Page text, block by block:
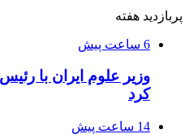
پربازدید هفته
6 ساعت پیش
وزیر علوم ایران با
کرد
14 ساعت پیش